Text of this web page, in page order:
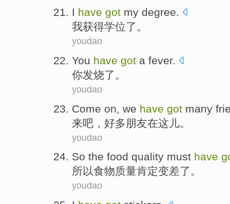
I have got my degree.
我获得学位了。
youdao
You have got a fever.
你发烧了。
youdao
Come on, we have got many
来吧， 好多 朋友在这儿。
youdao
So the food quality must have
所以食物质量肯定变差了。
youdao